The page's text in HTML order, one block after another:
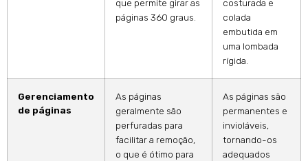
que permite girar as
páginas 360 graus.
costurada e
colada
embutida em
uma lombada
rígida.
Gerenciamento
de páginas
As páginas
geralmente são
perfuradas para
facilitar a remoção,
o que é ótimo para
As páginas são
permanentes e
invioláveis,
tornando-os
adequados